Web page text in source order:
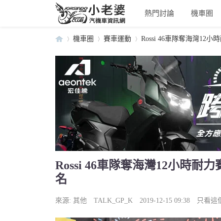
熱門討論 機車圈
小
老
›
機車圈
›
賽車運動 Rossi 46車隊奪海灣12小
Rossi 46車隊奪海灣12小時耐
名
來源: 其他 TALK_GP_K 2019-12-15 09:38 只看這